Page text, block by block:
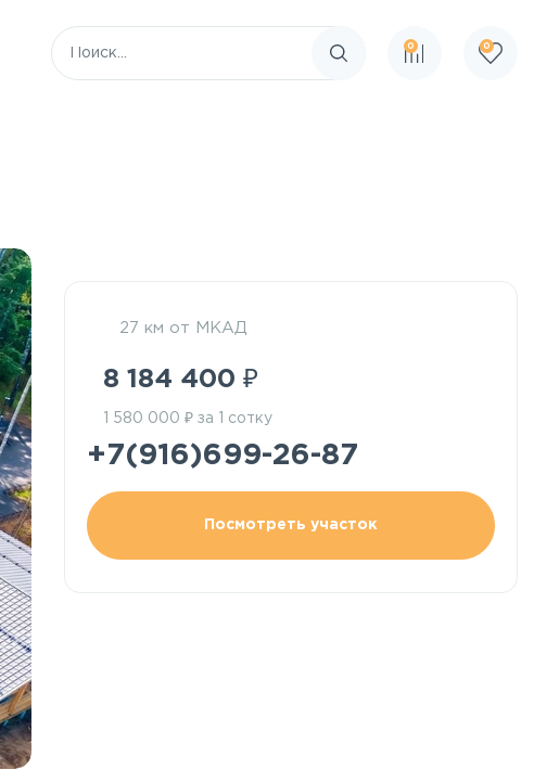
Поиск по сайту
0 0
27 км от МКАД
8 184 400 ₽
1 580 000 ₽ за 1 сотку
+7(916)699-26-87
Посмотреть участок